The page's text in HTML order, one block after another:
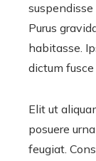
suspendisse
Purus
habitasse.
dictum
Elit ut
posuere
feugiat.